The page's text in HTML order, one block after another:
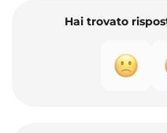
Hai trovato